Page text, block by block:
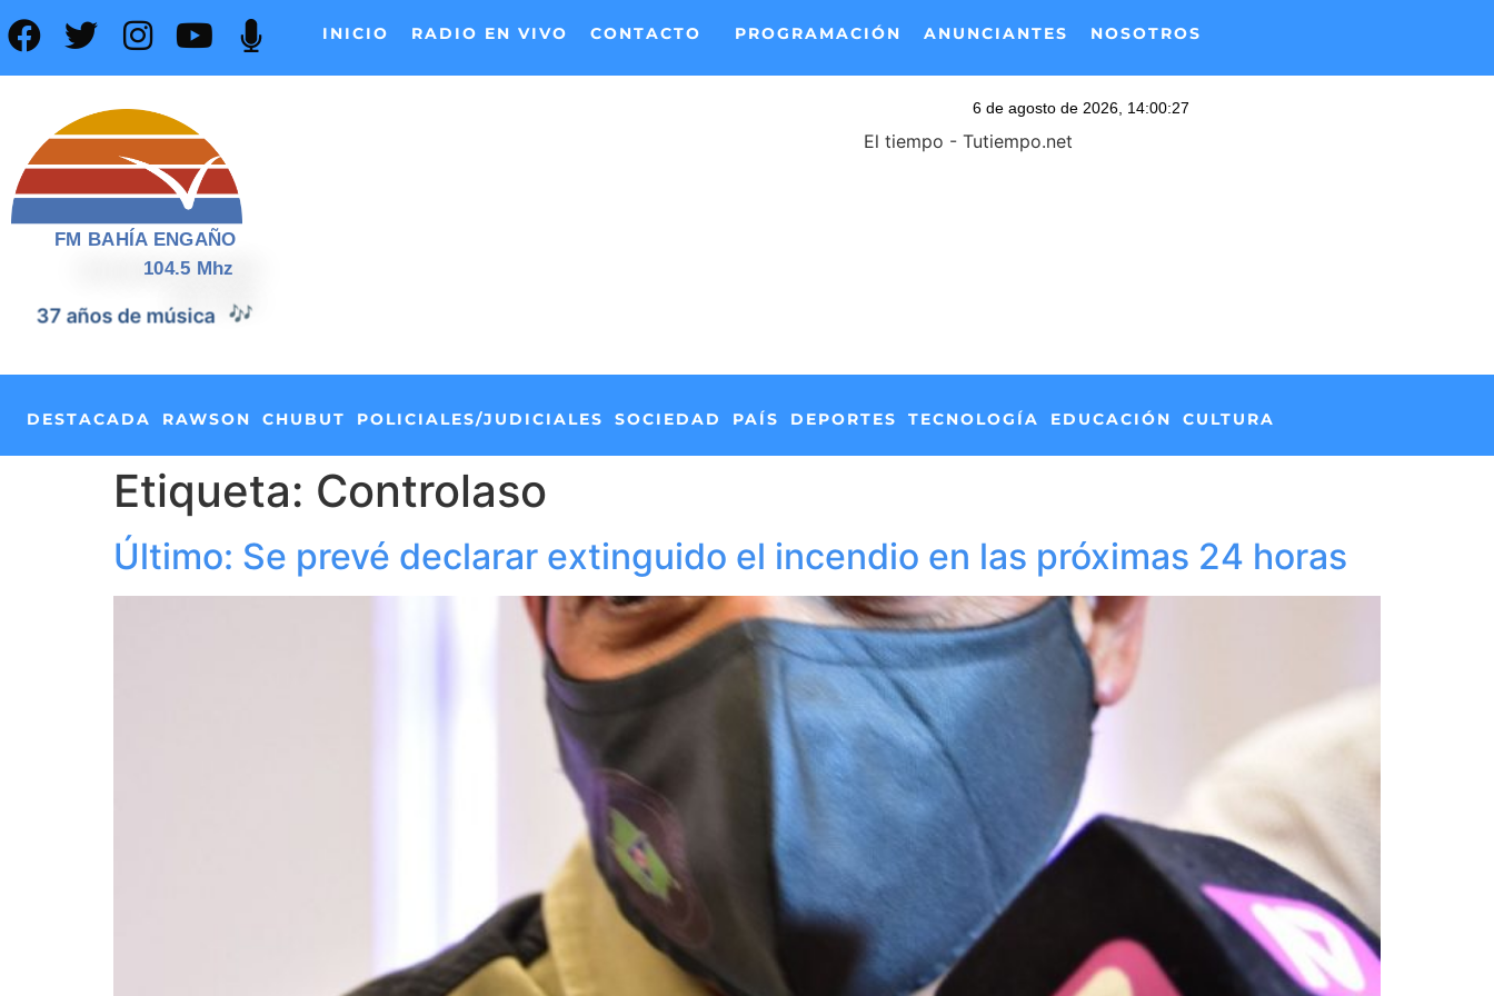
INICIO RADIO EN VIVO CONTACTO PROGRAMACIÓN ANUNCIANTES NOSOTROS
FM BAHÍA ENGAÑO
104.5 Mhz
37 años de música 🎶
El tiempo - Tutiempo.net
DESTACADA RAWSON CHUBUT POLICIALES/JUDICIALES SOCIEDAD PAÍS DEPORTES TECNOLOGÍA EDUCACIÓN CULTURA
Etiqueta: Controlaso
Último: Se prevé declarar extinguido el incendio en las próximas 24 horas